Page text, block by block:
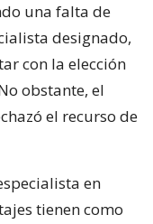
una falta de
designado,
con la elección
obstante, el
el recurso de
en
tienen como